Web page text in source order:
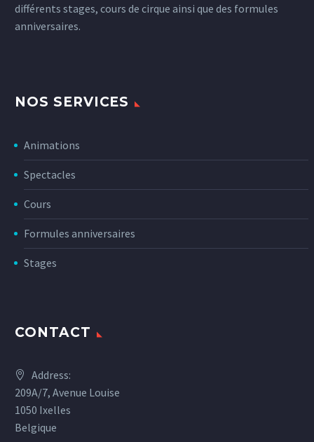
différents stages, cours de cirque ainsi que des formules
anniversaires.
NOS SERVICES
Animations
Spectacles
Cours
Formules anniversaires
Stages
CONTACT
Address:
209A/7, Avenue Louise
1050 Ixelles
Belgique